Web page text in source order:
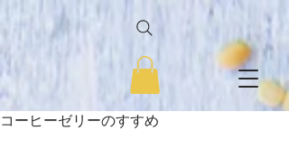
コーヒーゼリーのすすめ